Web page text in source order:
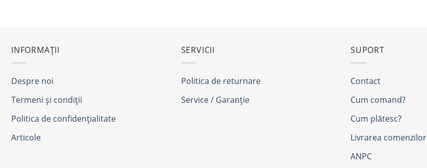
INFORMAȚII
Despre noi
Termeni și condiții
Politica de confidențialitate
Articole
SERVICII
Politica de returnare
Service / Garanție
SUPORT
Contact
Cum comand?
Cum plătesc?
Livrarea comenzilor
ANPC